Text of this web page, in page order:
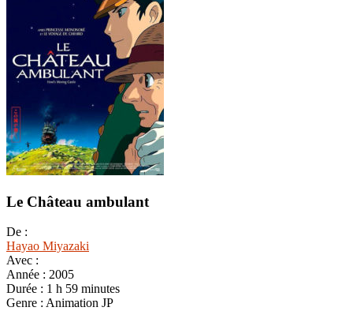
Le Château ambulant
De :
Hayao Miyazaki
Avec :
Année : 2005
Durée : 1 h 59 minutes
Genre : Animation JP